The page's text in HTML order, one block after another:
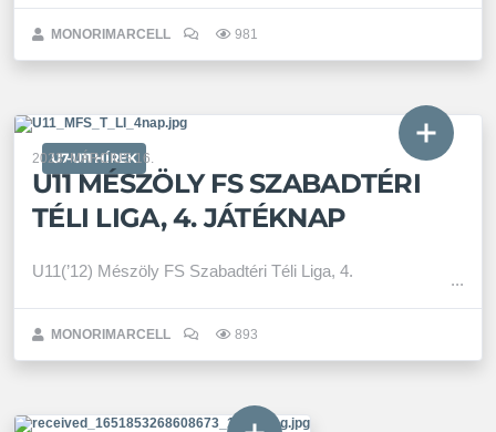
MONORIMARCELL 981
U7-U11 HÍREK
2023. MÁRCIUS 16.
U11 MÉSZÖLY FS SZABADTÉRI
TÉLI LIGA, 4. JÁTÉKNAP
U11(’12) Mészöly FS Szabadtéri Téli Liga, 4.
MONORIMARCELL 893